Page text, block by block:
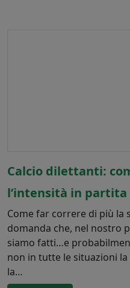
Calcio dilettanti:
l’intensità in partita
Come far correre di più la
domanda che, nel nostro
siamo fatti…e
non in tutte le situazioni
la…